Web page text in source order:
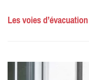
Les voies